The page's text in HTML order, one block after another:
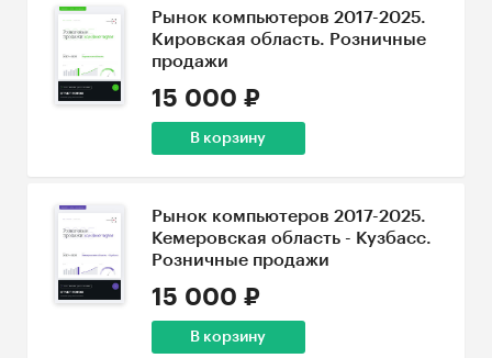
Рынок компьютеров 2017-2025.
Кировская область. Розничные
продажи
15 000 ₽
В корзину
Рынок компьютеров 2017-2025.
Кемеровская область - Кузбасс.
Розничные продажи
15 000 ₽
В корзину